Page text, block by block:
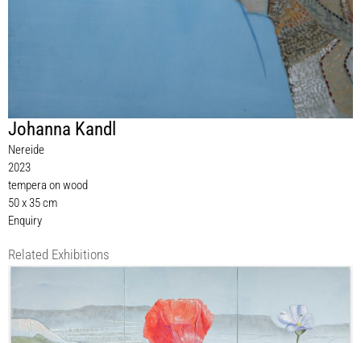
Johanna Kandl
Nereide
2023
tempera on wood
50 x 35 cm
Enquiry
Related Exhibitions